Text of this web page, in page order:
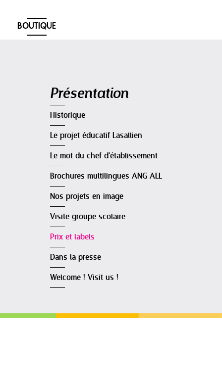
BOUTIQUE
Présentation
Historique
Le projet éducatif Lasallien
Le mot du chef d'établissement
Brochures multilingues ANG ALL
Nos projets en image
Visite groupe scolaire
Prix et labels
Dans la presse
Welcome ! Visit us !